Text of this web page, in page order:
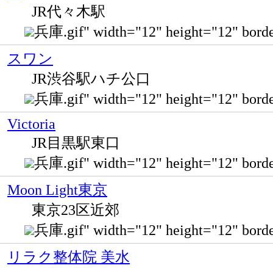
JR代々木駅
兵庫.gif" width="12" height="12"
スワン
JR渋谷駅ハチ公口
兵庫.gif" width="12" height="12"
Victoria
JR目黒駅東口
兵庫.gif" width="12" height="12"
Moon Light東京
東京23区近郊
兵庫.gif" width="12" height="12"
リラク整体院 美水